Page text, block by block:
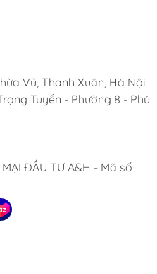
Vũ, Thanh Xuân, Hà Nội
Tuyển - Phường 8 - Phú
ĐẦU TƯ A&H - Mã số